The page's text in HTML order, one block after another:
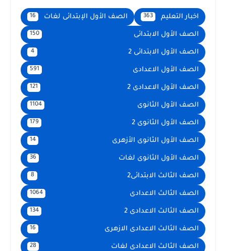
اخبار التعليم 363 الصف الأول الإبتدائى لغات 16
الصف الأول الابتدائى 150
الصف الأول الابتدائى 2 4
الصف الأول الاعدادى 591
الصف الأول الاعدادى 2 121
الصف الأول الثانوى 1104
الصف الأول الثانوى 2 179
الصف الأول الثانوى الأزهرى 14
الصف الأول الثانوى لغات 36
الصف الثالث الابتدائى2 8
الصف الثالث الاعدادى 1064
الصف الثالث الاعدادى 2 134
الصف الثالث الاعدادى الازهرى 16
الصف الثالث الاعدادى لغات 28